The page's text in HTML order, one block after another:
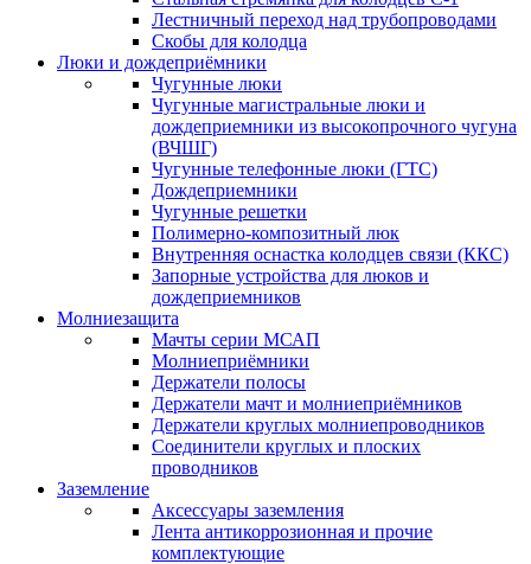
Лестничный переход над трубопроводами
Скобы для колодца
Люки и дождеприёмники
Чугунные люки
Чугунные магистральные люки и
дождеприемники из высокопрочного чугуна
(ВЧШГ)
Чугунные телефонные люки (ГТС)
Дождеприемники
Чугунные решетки
Полимерно-композитный люк
Внутренняя оснастка колодцев связи (ККС)
Запорные устройства для люков и
дождеприемников
Молниезащита
Мачты серии МСАП
Молниеприёмники
Держатели полосы
Держатели мачт и молниеприёмников
Держатели круглых молниепроводников
Cоединители круглых и плоских
проводников
Заземление
Аксессуары заземления
Лента антикоррозионная и прочие
комплектующие